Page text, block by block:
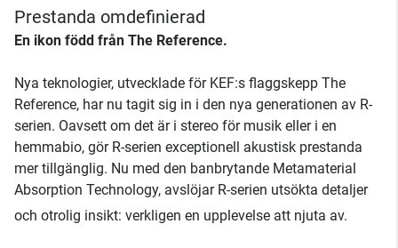
Prestanda omdefinierad
En ikon född från The Reference.
Nya teknologier, utvecklade för KEF:s flaggskepp The
Reference, har nu tagit sig in i den nya generationen av R-
serien. Oavsett om det är i stereo för musik eller i en
hemmabio, gör R-serien exceptionell akustisk prestanda
mer tillgänglig. Nu med den banbrytande Metamaterial
Absorption Technology, avslöjar R-serien utsökta detaljer
och otrolig insikt: verkligen en upplevelse att njuta av.